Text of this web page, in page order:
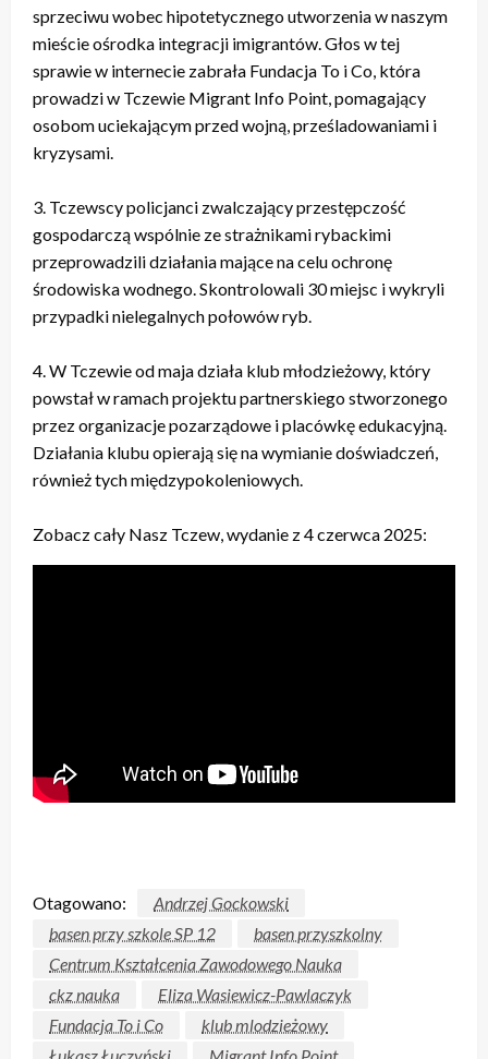
sprzeciwu wobec hipotetycznego utworzenia w naszym
mieście ośrodka integracji imigrantów. Głos w tej
sprawie w internecie zabrała Fundacja To i Co, która
prowadzi w Tczewie Migrant Info Point, pomagający
osobom uciekającym przed wojną, prześladowaniami i
kryzysami.
3. Tczewscy policjanci zwalczający przestępczość
gospodarczą wspólnie ze strażnikami rybackimi
przeprowadzili działania mające na celu ochronę
środowiska wodnego. Skontrolowali 30 miejsc i wykryli
przypadki nielegalnych połowów ryb.
4. W Tczewie od maja działa klub młodzieżowy, który
powstał w ramach projektu partnerskiego stworzonego
przez organizacje pozarządowe i placówkę edukacyjną.
Działania klubu opierają się na wymianie doświadczeń,
również tych międzypokoleniowych.
Zobacz cały Nasz Tczew, wydanie z 4 czerwca 2025:
Otagowano:
Andrzej Gockowski
basen przy szkole SP 12
basen przyszkolny
Centrum Kształcenia Zawodowego Nauka
ckz nauka
Eliza Wasiewicz-Pawlaczyk
Fundacja To i Co
klub mlodzieżowy